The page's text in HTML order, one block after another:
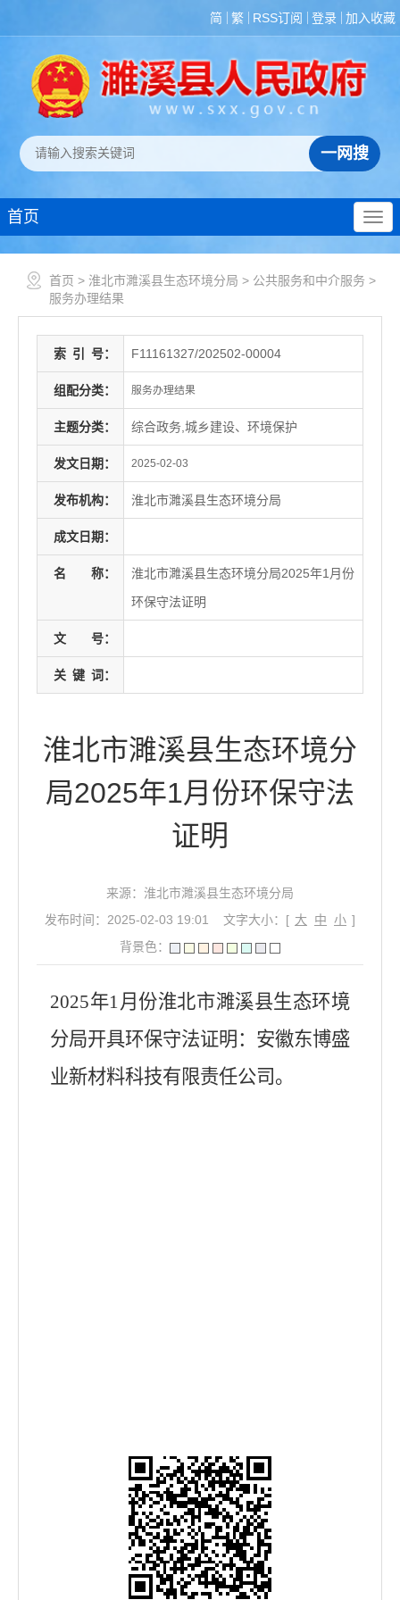
简 繁 RSS订阅 登录 加入收藏
首页
首页 > 淮北市濉溪县生态环境分局 > 公共服务和中介服务 >
服务办理结果
索 引 号： F11161327/202502-00004
组配分类： 服务办理结果
主题分类： 综合政务,城乡建设、环境保护
发文日期： 2025-02-03
发布机构： 淮北市濉溪县生态环境分局
成文日期：
名 称：
淮北市濉溪县生态环境分局2025年1月份
环保守法证明
文 号：
关 键 词：
淮北市濉溪县生态环境分
局2025年1月份环保守法
证明
来源：淮北市濉溪县生态环境分局
发布时间：2025-02-03 19:01
文字大小：[ 大 中 小 ]
背景色：
2025年1月份淮北市濉溪县生态环境
分局开具环保守法证明：安徽东博盛
业新材料科技有限责任公司。